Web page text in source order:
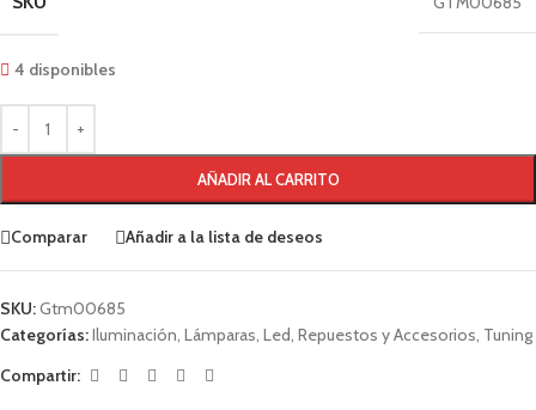
4 disponibles
AÑADIR AL CARRITO
Comparar Añadir a la lista de deseos
SKU:Gtm00685
Categorías:Iluminación Lámparas Led Repuestos y Accesorios Tuning
Compartir: